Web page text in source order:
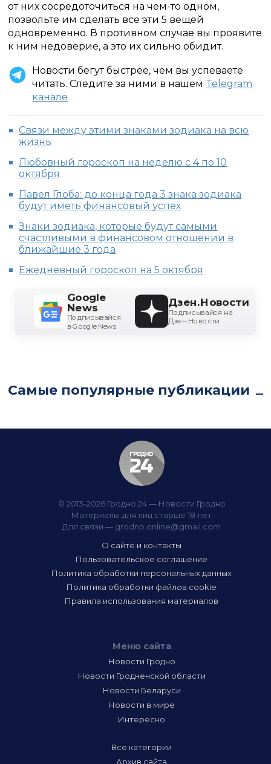
от них сосредоточиться на чем-то одном,
позвольте им сделать все эти 5 вещей
одновременно. В противном случае вы проявите
к ним недоверие, а это их сильно обидит.
Новости бегут быстрее, чем вы успеваете
читать. Следите за ними в нашем Telegram
канале
Связи между этими знаками зодиака на всю
жизнь
Любовный гороскоп на неделю с 4 по 10
октября
Павел Глоба: до конца года 3 знака зодиака
будут иметь финансовый успех
Знаки зодиака, которые будут самыми
счастливыми в финансовом отношении в
ближайшие 3 года
Ежедневный гороскоп на 5 октября
Google
News
Подписывайся
в Google News
Дзен.Новости
Подписывайся на
Дзен.Новости
Самые популярные публикации
© 2013-2026 Гродно 24 — Новости Гродно
Материалы для лиц старше 18 лет
Для связи — grodno.online@gmail.com
О сайте и контакты
Пользовательское соглашение
Политика обработки персональных данных
Политика обработки файлов cookie
Правила использования материалов
Меню сайта
Новости Гродно
Новости Гродненской области
Новости Беларуси
Новости в мире
Интересно
Все категории
Архив сайта